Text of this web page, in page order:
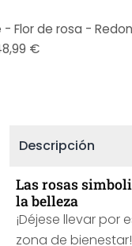
Flor de rosa -
€
Descripción
Las rosas
la belleza
¡Déjese llevar
zona de